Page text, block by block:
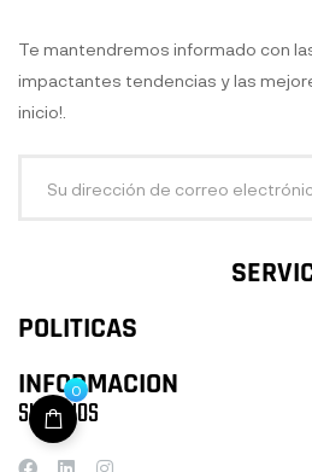
POLITICAS
INFORMACION
Te mantendremos informado con
impactantes tendencias y las
inicio!.
SIGUENOS
0